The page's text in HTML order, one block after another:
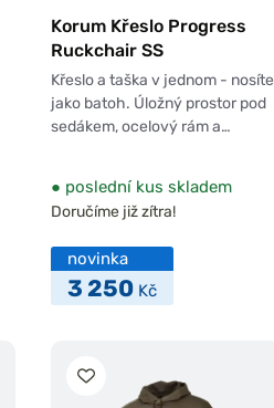
Korum Křeslo Progress
Ruckchair SS
Křeslo a taška v jednom - nosíte
jako batoh. Úložný prostor pod
sedákem, ocelový rám a…
● poslední kus skladem
Doručíme již zítra!
novinka
3 250 Kč